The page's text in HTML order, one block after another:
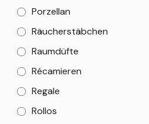
Porzellan
Räucherstäbchen
Raumdüfte
Récamieren
Regale
Rollos